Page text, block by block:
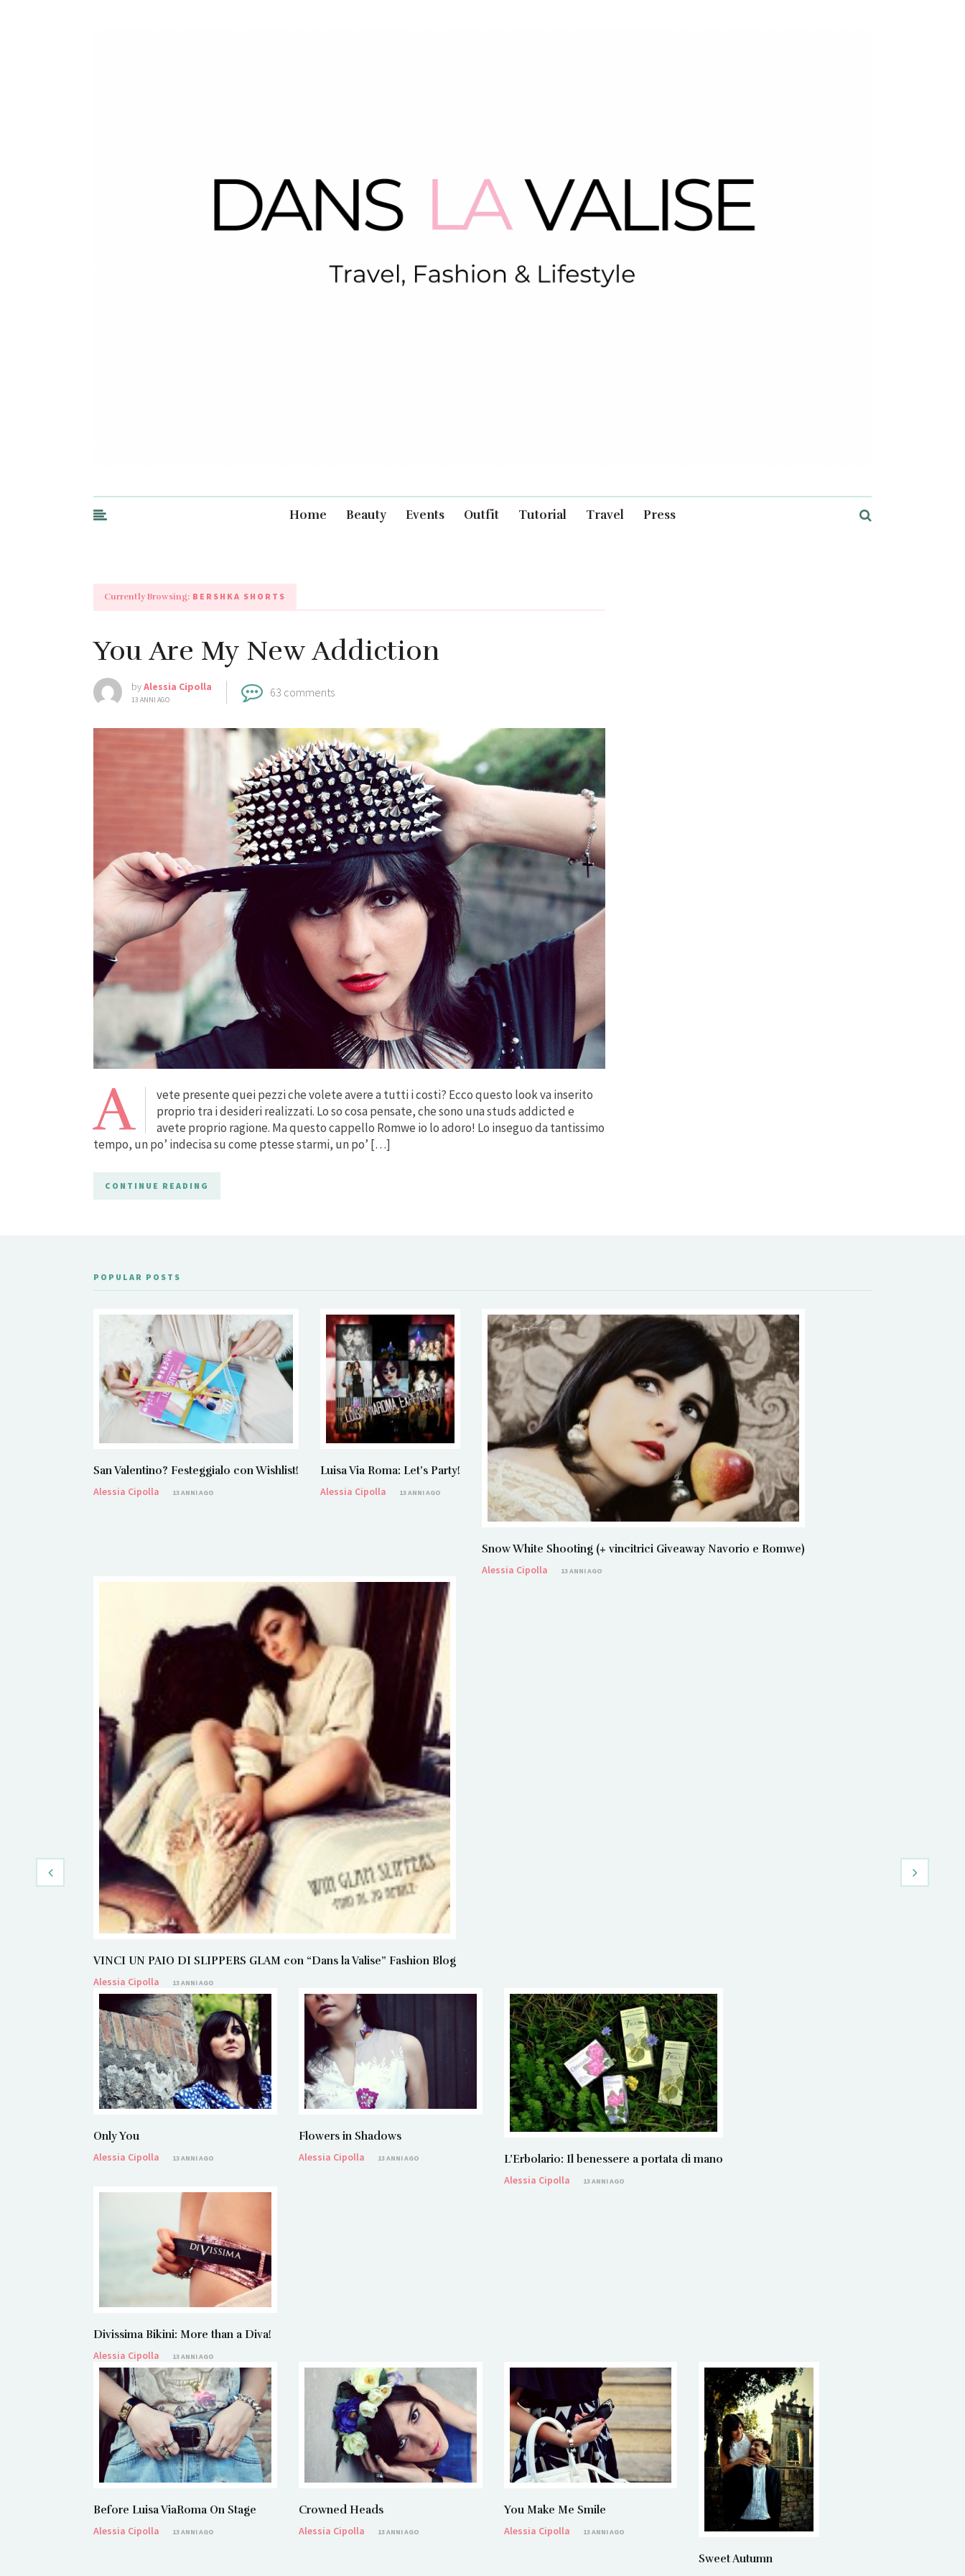
Home Beauty Events Outfit Tutorial Travel Press
Currently Browsing: BERSHKA SHORTS
You Are My New Addiction
byAlessia Cipolla
13 ANNI AGO
63 comments
A
vete presente quei pezzi che volete avere a tutti i costi? Ecco questo look va inserito
proprio tra i desideri realizzati. Lo so cosa pensate, che sono una studs addicted e
avete proprio ragione. Ma questo cappello Romwe io lo adoro! Lo inseguo da tantissimo
tempo, un po’ indecisa su come ptesse starmi, un po’ […]
CONTINUE READING
POPULAR POSTS
San Valentino? Festeggialo con Wishlist!
Alessia Cipolla
13 ANNI AGO
Luisa Via Roma: Let’s Party!
Alessia Cipolla
13 ANNI AGO
Snow White Shooting (+ vincitrici Giveaway Navorio e Romwe)
Alessia Cipolla
13 ANNI AGO
VINCI UN PAIO DI SLIPPERS GLAM con “Dans la Valise” Fashion Blog
Alessia Cipolla
13 ANNI AGO
Only You
Alessia Cipolla
13 ANNI AGO
Flowers in Shadows
Alessia Cipolla
13 ANNI AGO
L’Erbolario: Il benessere a portata di mano
Alessia Cipolla
13 ANNI AGO
Divissima Bikini: More than a Diva!
Alessia Cipolla
13 ANNI AGO
Before Luisa ViaRoma On Stage
Alessia Cipolla
13 ANNI AGO
Crowned Heads
Alessia Cipolla
13 ANNI AGO
You Make Me Smile
Alessia Cipolla
13 ANNI AGO
Sweet Autumn